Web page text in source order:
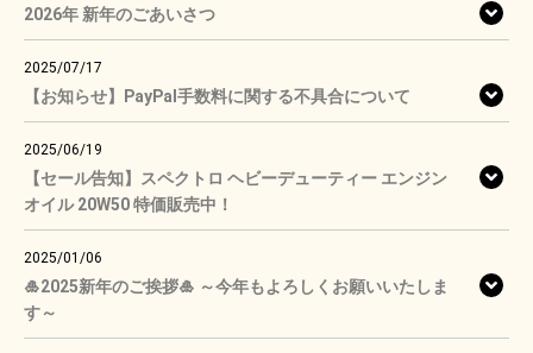
2026年 新年のごあいさつ
2025/07/17
【お知らせ】PayPal手数料に関する不具合について
2025/06/19
【セール告知】スペクトロ ヘビーデューティー エンジン
オイル 20W50 特価販売中！
2025/01/06
🎍2025新年のご挨拶🎍 ～今年もよろしくお願いいたしま
す～